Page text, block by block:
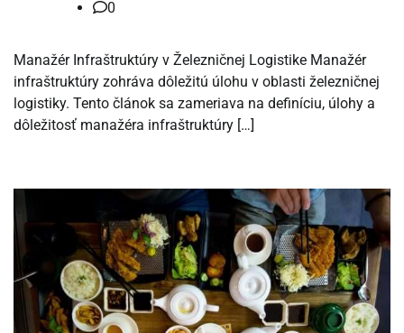
0
Manažér Infraštruktúry v Železničnej Logistike Manažér
infraštruktúry zohráva dôležitú úlohu v oblasti železničnej
logistiky. Tento článok sa zameriava na definíciu, úlohy a
dôležitosť manažéra infraštruktúry […]